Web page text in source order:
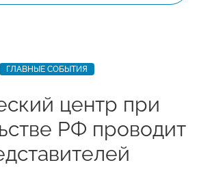
ГЛАВНЫЕ СОБЫТИЯ
центр при
РФ проводит